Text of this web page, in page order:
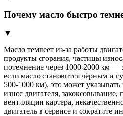
Почему масло быстро
▼
Масло темнеет из-за работы
продукты сгорания, частицы
потемнение через 1000-2000 км —
если масло становится чёрным и
500-1000 км), это может
износ двигателя, закоксовывание,
вентиляции картера,
двигатель в сервисе и сократите